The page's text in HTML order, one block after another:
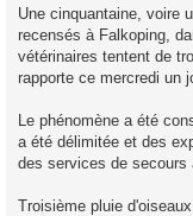
Une cinquantaine, voire
recensés à Falkoping,
vétérinaires tentent de
rapporte ce mercredi un
Le phénomène a été
a été délimitée et des
des services de secours
Troisième pluie